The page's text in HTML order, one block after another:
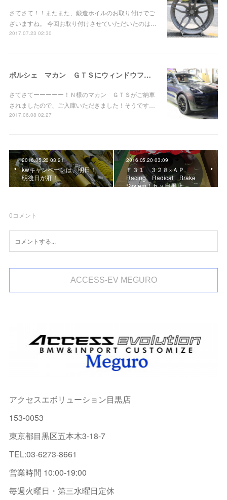
さてさて！！またまた、鍛造ホイルのお取り付けでご
ざいますね。 今回お取り付けさせていただいたのは…
2017.07.23 02:30
ポルシェ マカン ＧＴＳにウィンドウフィルム施工！
さてさてーーーーー！Ｎ様のマカン ＧＴＳがご納車
されましたので、ご入庫いただきました！そうです…
2017.06.08 02:27
2016.05.20 03:21
kwキャンペーンは、明日！
明後日が肝！
2016.05.20 03:09
Ｆ３１ ３２８×ＡＰ
Racing Radical Brake
System！ｂｙ目黒店
0コメント
ACCESS-EV MEGURO
アクセスエボリューション目黒店
153-0053
東京都目黒区五本木3-18-7
TEL:03-6273-8661
営業時間 10:00-19:00
毎週火曜日・第三水曜日定休